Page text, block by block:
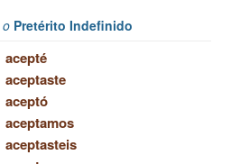
o Pretérito Indefinido
acepté
aceptaste
aceptó
aceptamos
aceptasteis